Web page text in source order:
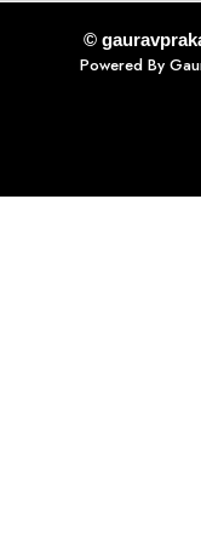
©
Powered By